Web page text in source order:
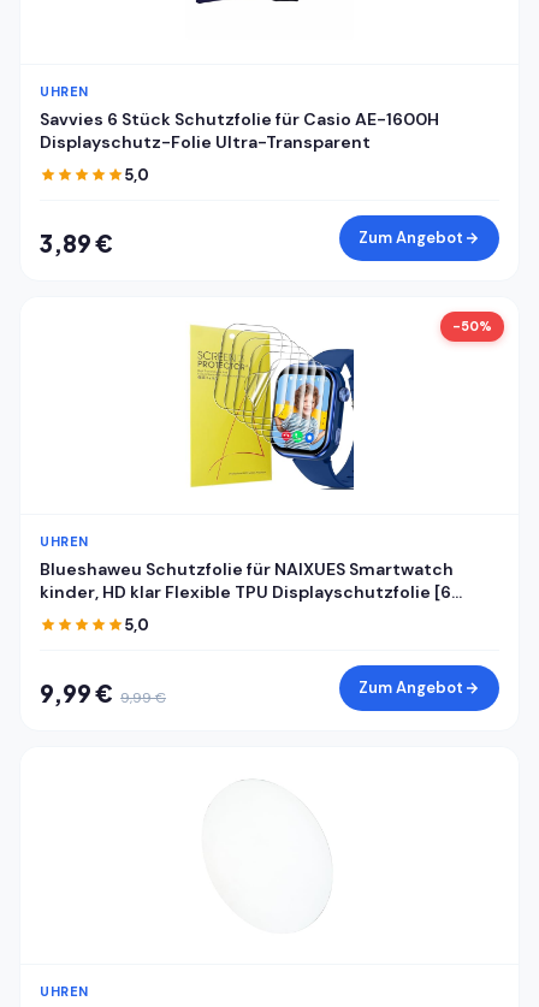
UHREN
Savvies 6 Stück Schutzfolie für Casio AE-1600H
Displayschutz-Folie Ultra-Transparent
5,0
3,89 € Zum Angebot
-50%
UHREN
Blueshaweu Schutzfolie für NAIXUES Smartwatch
kinder, HD klar Flexible TPU Displayschutzfolie [6
Stück] Kompatibel für NAIXUES 4G kinder GPS
Smartwatch (Transparenz)
5,0
9,99 € 9,99 € Zum Angebot
UHREN